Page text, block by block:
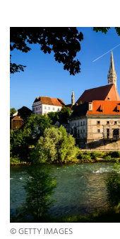
© GETTY IMAGES